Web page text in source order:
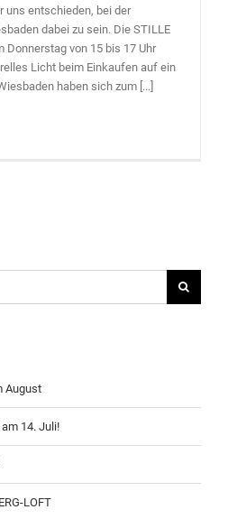
uns entschieden, bei der
dabei zu sein. Die STILLE
Donnerstag von 15 bis 17 Uhr
Licht beim Einkaufen auf ein
haben sich zum [...]
August
14. Juli!
LOFT